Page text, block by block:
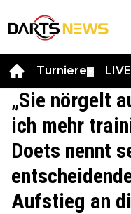
Turniere LIVE
„Sie nörgelt
ich mehr
Doets nennt
Aufstieg an